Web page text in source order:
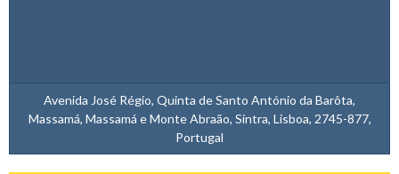
Avenida José Régio, Quinta de Santo António da Barôta,
Massamá, Massamá e Monte Abraão, Sintra, Lisboa, 2745-877,
Portugal